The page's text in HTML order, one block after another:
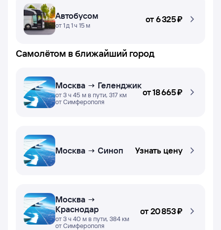
Автобусом
от 1 д 1 ч 15 м
от6 ⁠325 ⁠₽
Самолётом в ближайший город
Москва → Геленджик
от 3 ч 45 м в пути, 317 км
от Симферополя
от18 ⁠665 ⁠₽
Москва → Синоп Узнать цену
Москва →
Краснодар
от 3 ч 40 м в пути, 384 км
от Симферополя
от20 ⁠853 ⁠₽